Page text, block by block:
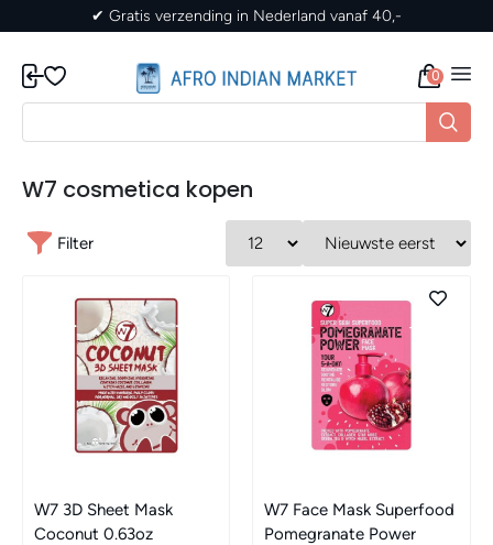
✔ Gratis verzending in Nederland vanaf 40,-
0
W7 cosmetica kopen
Filter
W7 3D Sheet Mask
Coconut 0.63oz
W7 Face Mask Superfood
Pomegranate Power